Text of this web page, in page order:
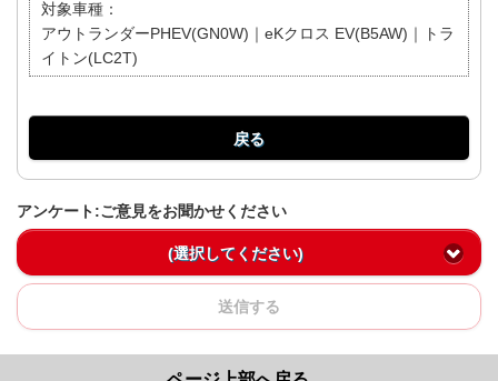
対象車種：
アウトランダーPHEV(GN0W)｜eKクロス EV(B5AW)｜トラ
イトン(LC2T)
戻る
アンケート:ご意見をお聞かせください
(選択してください)
送信する